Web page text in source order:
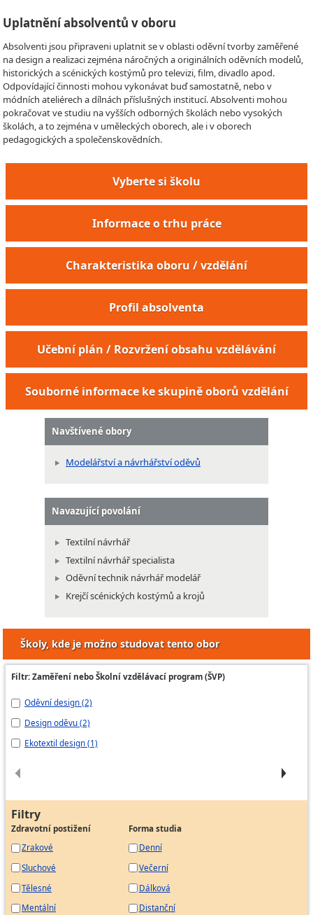
Uplatnění absolventů v oboru
Absolventi jsou připraveni uplatnit se v oblasti oděvní tvorby zaměřené
na design a realizaci zejména náročných a originálních oděvních modelů,
historických a scénických kostýmů pro televizi, film, divadlo apod.
Odpovídající činnosti mohou vykonávat buď samostatně, nebo v
módních ateliérech a dílnách příslušných institucí. Absolventi mohou
pokračovat ve studiu na vyšších odborných školách nebo vysokých
školách, a to zejména v uměleckých oborech, ale i v oborech
pedagogických a společenskovědních.
Vyberte si školu
Informace o trhu práce
Charakteristika oboru / vzdělání
Profil absolventa
Učební plán / Rozvržení obsahu vzdělávání
Souborné informace ke skupině oborů vzdělání
Navštívené obory
Modelářství a návrhářství oděvů
Navazující povolání
Textilní návrhář
Textilní návrhář specialista
Oděvní technik návrhář modelář
Krejčí scénických kostýmů a krojů
Školy, kde je možno studovat tento obor
Filtr: Zaměření nebo Školní vzdělávací program (ŠVP)
Oděvní design (2)
Design oděvu (2)
Ekotextil design (1)
Filtry
Zdravotní postižení
Zrakové
Sluchové
Tělesné
Mentální
Forma studia
Denní
Večerní
Dálková
Distanční